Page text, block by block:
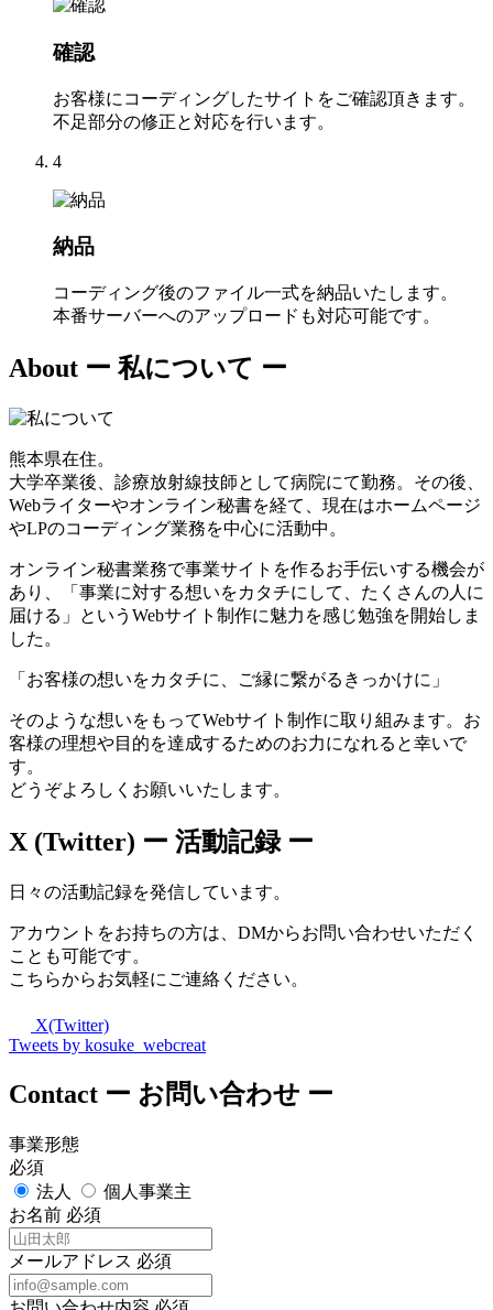
確認
お客様にコーディングしたサイトをご確認頂きます。
不足部分の修正と対応を行います。
4
納品
コーディング後のファイル一式を納品いたします。
本番サーバーへのアップロードも対応可能です。
About ー 私について ー
熊本県在住。
大学卒業後、診療放射線技師として病院にて勤務。その後、
Webライターやオンライン秘書を経て、現在はホームページ
やLPのコーディング業務を中心に活動中。
オンライン秘書業務で事業サイトを作るお手伝いする機会が
あり、「事業に対する想いをカタチにして、たくさんの人に
届ける」というWebサイト制作に魅力を感じ勉強を開始しま
した。
「お客様の想いをカタチに、ご縁に繋がるきっかけに」
そのような想いをもってWebサイト制作に取り組みます。お
客様の理想や目的を達成するためのお力になれると幸いで
す。
どうぞよろしくお願いいたします。
X (Twitter) ー 活動記録 ー
日々の活動記録を発信しています。
アカウントをお持ちの方は、DMからお問い合わせいただく
ことも可能です。
こちらからお気軽にご連絡ください。
X(Twitter)
Tweets by kosuke_webcreat
Contact ー お問い合わせ ー
事業形態
必須
法人
個人事業主
お名前 必須
メールアドレス 必須